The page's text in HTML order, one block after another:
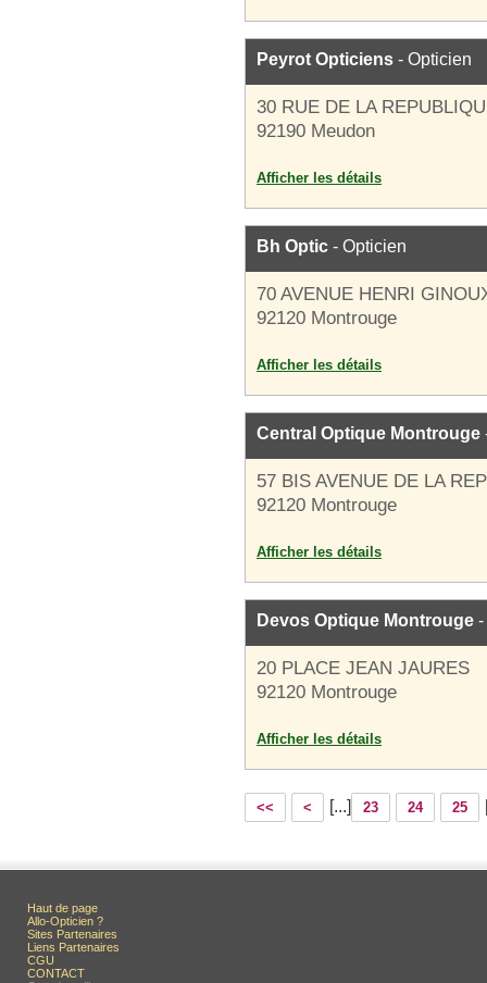
Peyrot Opticiens - Opticien
30 RUE DE LA
92190 Meudon
Afficher les détails
Bh Optic - Opticien
70 AVENUE HENRI
92120 Montrouge
Afficher les détails
Central Optique Montrouge
57 BIS AVENUE DE LA
92120 Montrouge
Afficher les détails
Devos Optique Montrouge -
20 PLACE JEAN JAURES
92120 Montrouge
Afficher les détails
<< < [...] 23 24 25
Haut de page
Allo-Opticien ?
Sites Partenaires
Liens Partenaires
CGU
CONTACT